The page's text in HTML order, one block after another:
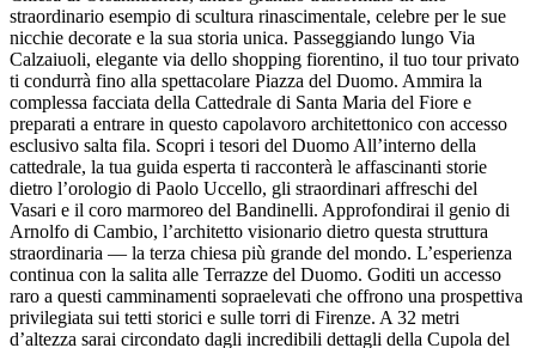
straordinario esempio di scultura rinascimentale, celebre per le sue
nicchie decorate e la sua storia unica. Passeggiando lungo Via
Calzaiuoli, elegante via dello shopping fiorentino, il tuo tour privato
ti condurrà fino alla spettacolare Piazza del Duomo. Ammira la
complessa facciata della Cattedrale di Santa Maria del Fiore e
preparati a entrare in questo capolavoro architettonico con accesso
esclusivo salta fila. Scopri i tesori del Duomo All’interno della
cattedrale, la tua guida esperta ti racconterà le affascinanti storie
dietro l’orologio di Paolo Uccello, gli straordinari affreschi del
Vasari e il coro marmoreo del Bandinelli. Approfondirai il genio di
Arnolfo di Cambio, l’architetto visionario dietro questa struttura
straordinaria — la terza chiesa più grande del mondo. L’esperienza
continua con la salita alle Terrazze del Duomo. Goditi un accesso
raro a questi camminamenti sopraelevati che offrono una prospettiva
privilegiata sui tetti storici e sulle torri di Firenze. A 32 metri
d’altezza sarai circondato dagli incredibili dettagli della Cupola del